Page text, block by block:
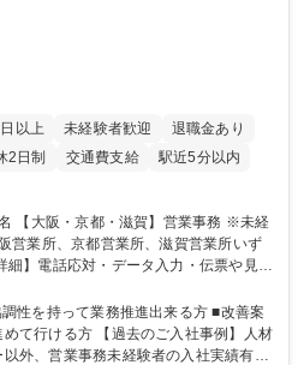
以上 未経験者歓迎
退職金あり
2日制 交通費支給
駅近5分以内
】電話応対・データ入力・伝票や見積
営業所内で発生する事務業務や業務改
です。業務システムがきちんと構築さ
れることができる環境です。また、
性を持って業務推進出来る方 ■改善案
て行ける方 【過去のご入社事例】人材
外、営業事務未経験者の入社実績有